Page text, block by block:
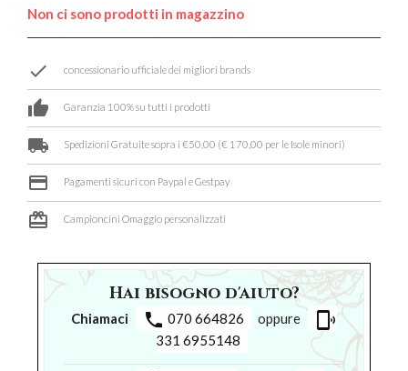
Non ci sono prodotti in magazzino
done concessionario ufficiale dei migliori brands
thumb_up Garanzia 100% su tutti i prodotti
local_shipping Spedizioni Gratuite sopra i €50,00 (€ 170,00 per le Isole minori)
credit_card Pagamenti sicuri con Paypal e Gestpay
card_giftcard Campioncini Omaggio personalizzati
Hai bisogno d'aiuto?
Chiamaci phone 070 664826 oppure phonelink_ring
331 6955148